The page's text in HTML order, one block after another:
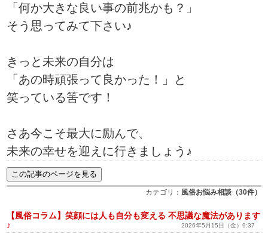
「何か大きな良い事の前兆かも？」
そう思ってみて下さい♪
きっと未来の自分は
「あの時頑張って良かった！」と
笑っている筈です！
さあ今こそ最大に励んで、
未来の幸せを迎えに行きましょう♪
カテゴリ： 風俗お悩み相談（30件）
【風俗コラム】笑顔には人も自分も変える 不思議な魔法があります
♪
2026年5月15日（金）9:37